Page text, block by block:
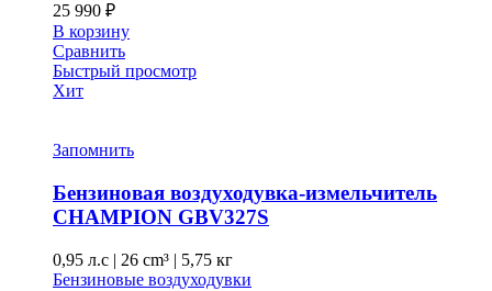
25 990 ₽
В корзину
Сравнить
Быстрый просмотр
Хит
Запомнить
Бензиновая воздуходувка-измельчитель
CHAMPION GBV327S
0,95 л.с | 26 cm³ | 5,75 кг
Бензиновые воздуходувки